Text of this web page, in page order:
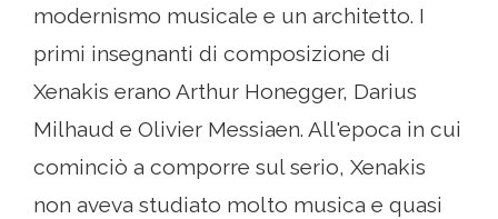
modernismo musicale e un architetto. I
primi insegnanti di composizione di
Xenakis erano Arthur Honegger, Darius
Milhaud e Olivier Messiaen. All'epoca in cui
cominciò a comporre sul serio, Xenakis
non aveva studiato molto musica e quasi